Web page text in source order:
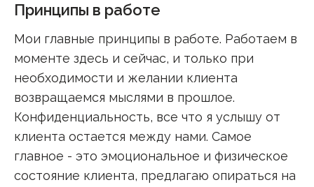
Принципы в работе
Мои главные принципы в работе. Работаем в
моменте здесь и сейчас, и только при
необходимости и желании клиента
возвращаемся мыслями в прошлое.
Конфиденциальность, все что я услышу от
клиента остается между нами. Самое
главное - это эмоциональное и физическое
состояние клиента, предлагаю опираться на